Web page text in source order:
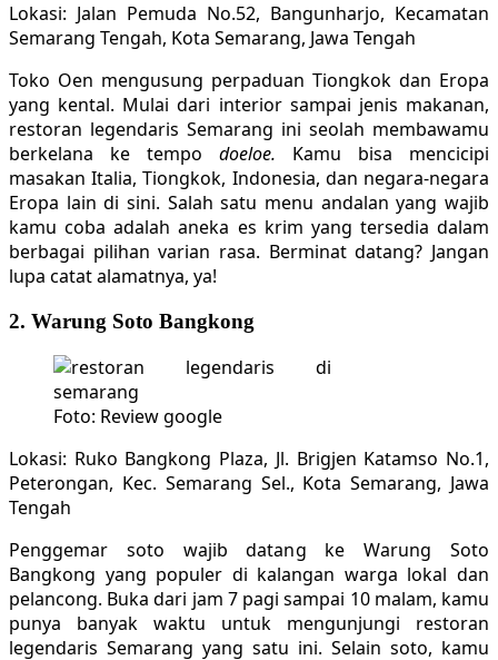
Lokasi: Jalan Pemuda No.52, Bangunharjo, Kecamatan
Semarang Tengah, Kota Semarang, Jawa Tengah
Toko Oen mengusung perpaduan Tiongkok dan Eropa
yang kental. Mulai dari interior sampai jenis makanan,
restoran legendaris Semarang ini seolah membawamu
berkelana ke tempo doeloe. Kamu bisa mencicipi
masakan Italia, Tiongkok, Indonesia, dan negara-negara
Eropa lain di sini. Salah satu menu andalan yang wajib
kamu coba adalah aneka es krim yang tersedia dalam
berbagai pilihan varian rasa. Berminat datang? Jangan
lupa catat alamatnya, ya!
2. Warung Soto Bangkong
Foto: Review google
Lokasi: Ruko Bangkong Plaza, Jl. Brigjen Katamso No.1,
Peterongan, Kec. Semarang Sel., Kota Semarang, Jawa
Tengah
Penggemar soto wajib datang ke Warung Soto
Bangkong yang populer di kalangan warga lokal dan
pelancong. Buka dari jam 7 pagi sampai 10 malam, kamu
punya banyak waktu untuk mengunjungi restoran
legendaris Semarang yang satu ini. Selain soto, kamu